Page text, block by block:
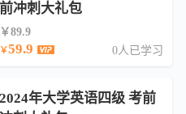
前冲刺大礼包
￥89.9
￥59.9 0人已学习
2024年大学英语四级 考前